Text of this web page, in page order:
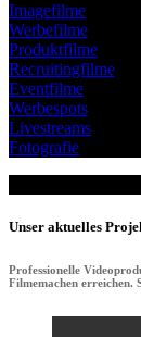
Imagefilme
Werbefilme
Produktfilme
Recruitingfilme
Eventfilme
Werbespots
Livestreams
Fotografie
Unser aktuelles
Professionelle
Filmemachen erreichen.